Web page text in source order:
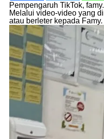
Pempengaruh TikTok,
Melalui video-video yang
atau berleter kepada Famy.